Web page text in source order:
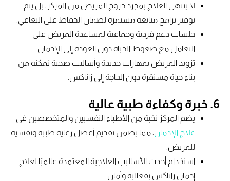
لا ينتهي العلاج بمجرد خروج المريض من المركز، بل يتم
توفير برامج متابعة مستمرة لضمان الحفاظ على التعافي.
جلسات دعم فردية وجماعية لمساعدة المريض على
التعامل مع ضغوط الحياة دون العودة إلى الإدمان.
تزويد المريض بمهارات جديدة وأساليب صحية تمكنه من
بناء حياة مستقرة دون الحاجة إلى زاناكس.
6. خبرة وكفاءة طبية عالية
يضم المركز نخبة من الأطباء النفسيين والمتخصصين في
علاج الإدمان، مما يضمن تقديم أفضل رعاية طبية ونفسية
للمريض.
استخدام أحدث الأساليب العلاجية المعتمدة عالميًا لعلاج
إدمان زاناكس بفعالية وأمان.